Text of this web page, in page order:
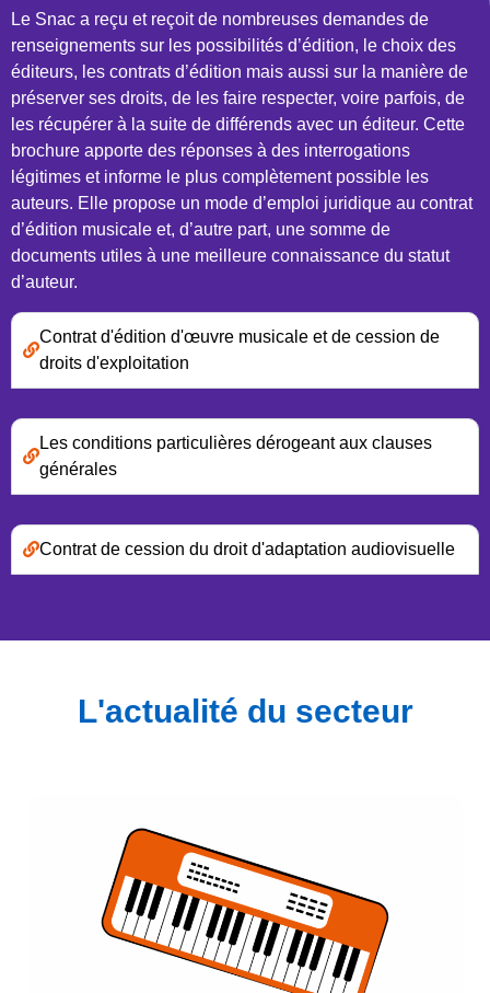
Le Snac a reçu et reçoit de nombreuses demandes de
renseignements sur les possibilités d’édition, le choix des
éditeurs, les contrats d’édition mais aussi sur la manière de
préserver ses droits, de les faire respecter, voire parfois, de
les récupérer à la suite de différends avec un éditeur. Cette
brochure apporte des réponses à des interrogations
légitimes et informe le plus complètement possible les
auteurs. Elle propose un mode d’emploi juridique au contrat
d’édition musicale et, d’autre part, une somme de
documents utiles à une meilleure connaissance du statut
d’auteur.
Contrat d'édition d'œuvre musicale et de cession de
droits d'exploitation
Les conditions particulières dérogeant aux clauses
générales
Contrat de cession du droit d'adaptation audiovisuelle
L'actualité du secteur